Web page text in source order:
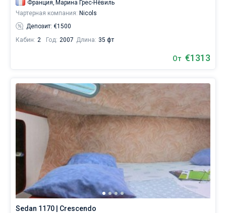
Франция, Марина Грес-Нёвиль
Чартерная компания: Nicols
Депозит: €1500
Кабин: 2 Год: 2007 Длина: 35 фт
От €1313
Sedan 1170 | Crescendo